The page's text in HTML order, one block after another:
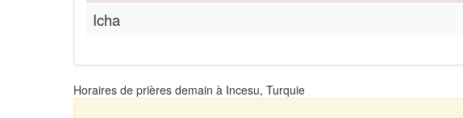
Icha
Horaires de prières demain à Incesu, Turquie